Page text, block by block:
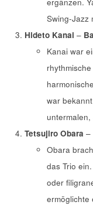
Swing-Jazz
Hideto Kanai –
Kanai war
war
Tetsujiro Obara –
Obara
das Trio
oder
ermöglichte